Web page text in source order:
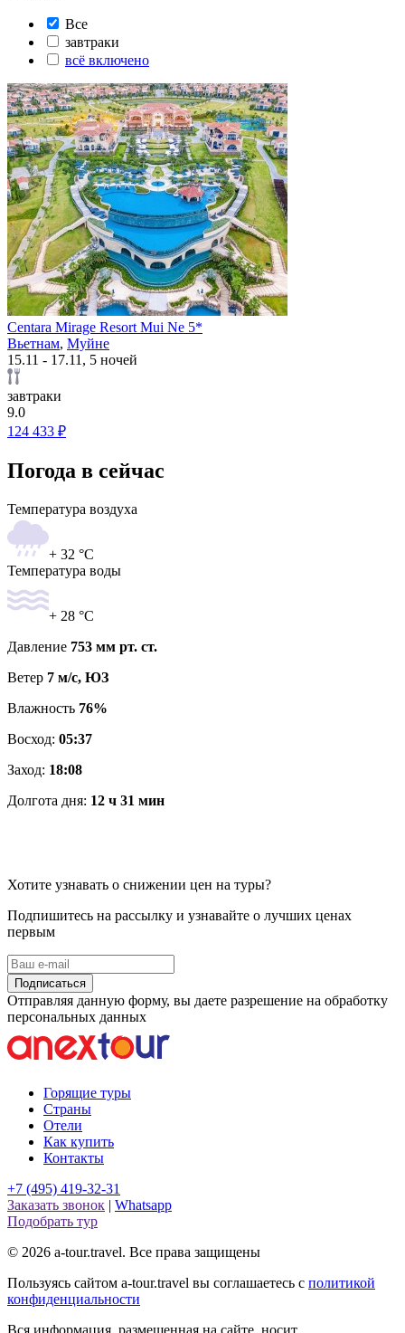
Все
завтраки
всё включено
Centara Mirage Resort Mui Ne 5*
Вьетнам, Муйне
15.11 - 17.11, 5 ночей
завтраки
9.0
124 433 ₽
Погода в сейчас
Температура воздуха
+ 32 °C
Температура воды
+ 28 °C
Давление 753 мм рт. ст.
Ветер 7 м/с, ЮЗ
Влажность 76%
Восход: 05:37
Заход: 18:08
Долгота дня: 12 ч 31 мин
Хотите узнавать о снижении цен на туры?
Подпишитесь на рассылку и узнавайте о лучших ценах
первым
Подписаться
Отправляя данную форму, вы даете разрешение на обработку
персональных данных
Горящие туры
Страны
Отели
Как купить
Контакты
+7 (495) 419-32-31
Заказать звонок | Whatsapp
Подобрать тур
© 2026 a-tour.travel. Все права защищены
Пользуясь сайтом a-tour.travel вы соглашаетесь с политикой
конфиденциальности
Вся информация, размещенная на сайте, носит